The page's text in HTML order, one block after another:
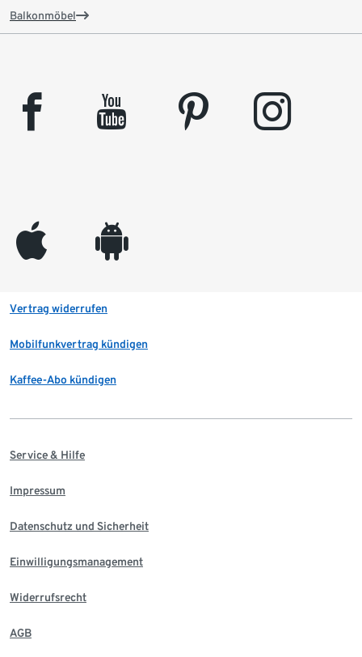
Balkonmöbel
facebook youtube pinterest instagram
appleinc android
Vertrag widerrufen
Mobilfunkvertrag kündigen
Kaffee-Abo kündigen
Service & Hilfe
Impressum
Datenschutz und Sicherheit
Einwilligungsmanagement
Widerrufsrecht
AGB